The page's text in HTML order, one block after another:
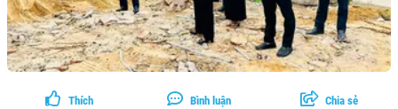
Thích Bình luận Chia sẻ